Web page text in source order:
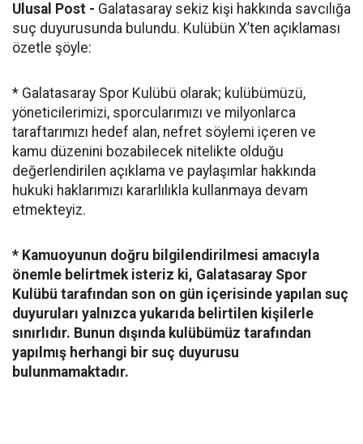
Ulusal Post - Galatasaray sekiz kişi hakkında savcılığa
suç duyurusunda bulundu. Kulübün X’ten açıklaması
özetle şöyle:
* Galatasaray Spor Kulübü olarak; kulübümüzü,
yöneticilerimizi, sporcularımızı ve milyonlarca
taraftarımızı hedef alan, nefret söylemi içeren ve
kamu düzenini bozabilecek nitelikte olduğu
değerlendirilen açıklama ve paylaşımlar hakkında
hukuki haklarımızı kararlılıkla kullanmaya devam
etmekteyiz.
* Kamuoyunun doğru bilgilendirilmesi amacıyla
önemle belirtmek isteriz ki, Galatasaray Spor
Kulübü tarafından son on gün içerisinde yapılan suç
duyuruları yalnızca yukarıda belirtilen kişilerle
sınırlıdır. Bunun dışında kulübümüz tarafından
yapılmış herhangi bir suç duyurusu
bulunmamaktadır.